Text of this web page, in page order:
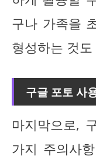
구나 가족을
형성하는 것
구글 포토 사
마지막으로,
가지 주의사